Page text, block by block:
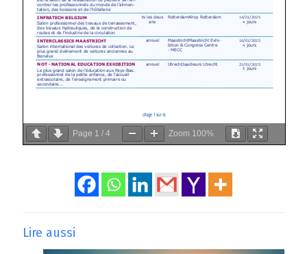
Page 1 / 4 Zoom 100%
Lire aussi